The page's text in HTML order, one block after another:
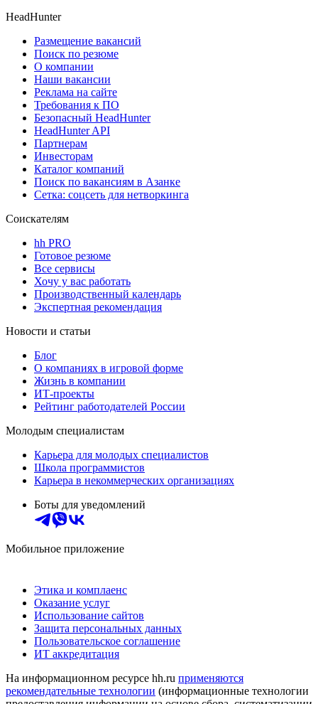
HeadHunter
Размещение вакансий
Поиск по резюме
О компании
Наши вакансии
Реклама на сайте
Требования к ПО
Безопасный HeadHunter
HeadHunter API
Партнерам
Инвесторам
Каталог компаний
Поиск по вакансиям в Азанке
Сетка: соцсеть для нетворкинга
Соискателям
hh PRO
Готовое резюме
Все сервисы
Хочу у вас работать
Производственный календарь
Экспертная рекомендация
Новости и статьи
Блог
О компаниях в игровой форме
Жизнь в компании
ИТ-проекты
Рейтинг работодателей России
Молодым специалистам
Карьера для молодых специалистов
Школа программистов
Карьера в некоммерческих организациях
Боты для уведомлений
Мобильное приложение
Этика и комплаенс
Оказание услуг
Использование сайтов
Защита персональных данных
Пользовательское соглашение
ИТ аккредитация
На информационном ресурсе hh.ru применяются
рекомендательные технологии (информационные технологии